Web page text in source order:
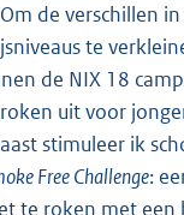
de verschillen
te
de NIX 18
uit voor
stimuleer ik
Free Challenge:
te roken met een